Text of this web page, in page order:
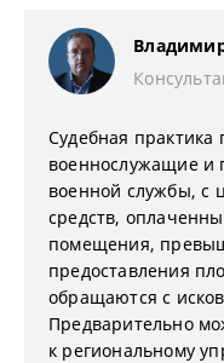
Судебная практика
военнослужащие и
военной службы, с
средств,
помещения,
предоставления
обращаются с
Предварительно
к региональному